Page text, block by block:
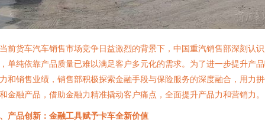
前货车汽车销售市场竞争日益激烈的背景下，中国重汽销售部深刻认识
单纯依靠产品质量已难以满足客户多元化的需求。为了进一步提升产
和销售业绩，销售部积极探索金融手段与保险服务的深度融合，用力
金融产品，借助金融力精准撬动客户痛点，全面提升产品力和营销力。
产品创新：金融工具赋予卡车全新价值